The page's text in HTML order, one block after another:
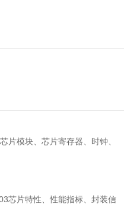
片模块、芯片寄存器、时钟、
芯片特性、性能指标、封装信